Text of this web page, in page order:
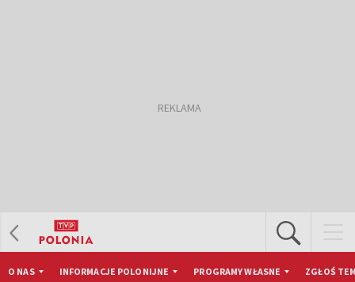
O NAS INFORMACJE POLONIJNE PROGRAMY WŁASNE ZGŁOŚ